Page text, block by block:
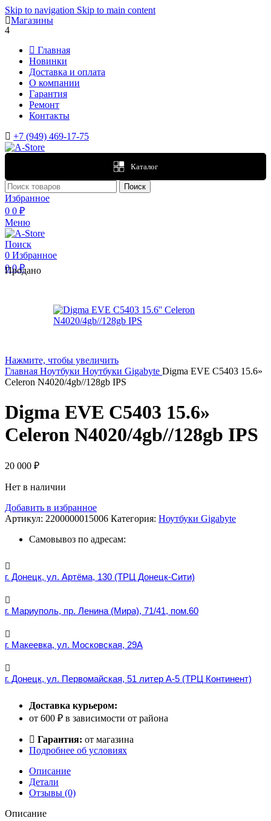
Skip to navigation Skip to main content
Магазины
4
Главная
Новинки
Доставка и оплата
О компании
Гарантия
Ремонт
Контакты
+7 (949) 469-17-75
Каталог
Поиск
Избранное
0 0 ₽
Меню
Поиск
0 Избранное
00₽
Продано
Нажмите, чтобы увеличить
Главная Ноутбуки Ноутбуки Gigabyte Digma EVE C5403 15.6»
Celeron N4020/4gb//128gb IPS
Digma EVE C5403 15.6»
Celeron N4020/4gb//128gb IPS
20 000 ₽
Нет в наличии
Добавить в избранное
Артикул: 2200000015006 Категория: Ноутбуки Gigabyte
Самовывоз по адресам:
г. Донецк, ул. Артёма, 130 (ТРЦ Донецк-Сити)
г. Мариуполь, пр. Ленина (Мира), 71/41, пом.60
г. Макеевка, ул. Московская, 29А
г. Донецк, ул. Первомайская, 51 литер А-5 (ТРЦ Континент)
Доставка курьером:
от 600 ₽ в зависимости от района
Гарантия: от магазина
Подробнее об условиях
Описание
Детали
Отзывы (0)
Описание